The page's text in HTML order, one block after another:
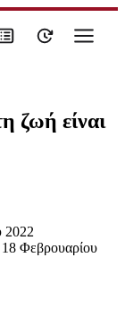
ζωή είναι
2022
Φεβρουαρίου